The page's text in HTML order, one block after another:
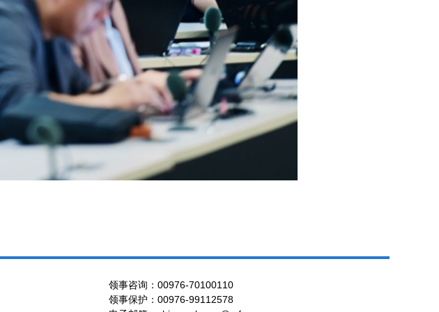
领事咨询：00976-70100110
领事保护：00976-99112578